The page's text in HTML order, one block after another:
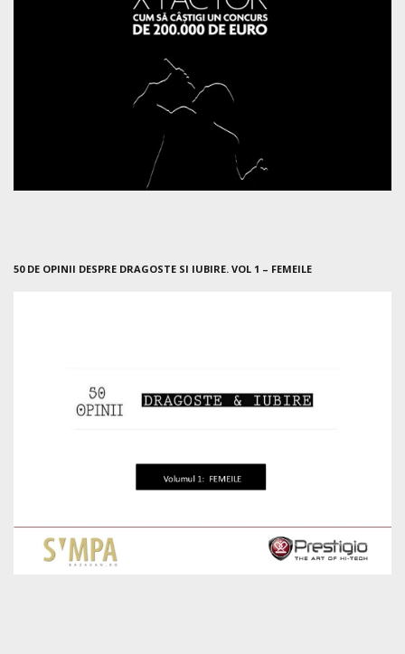
50 DE OPINII DESPRE DRAGOSTE SI IUBIRE. VOL 1 – FEMEILE